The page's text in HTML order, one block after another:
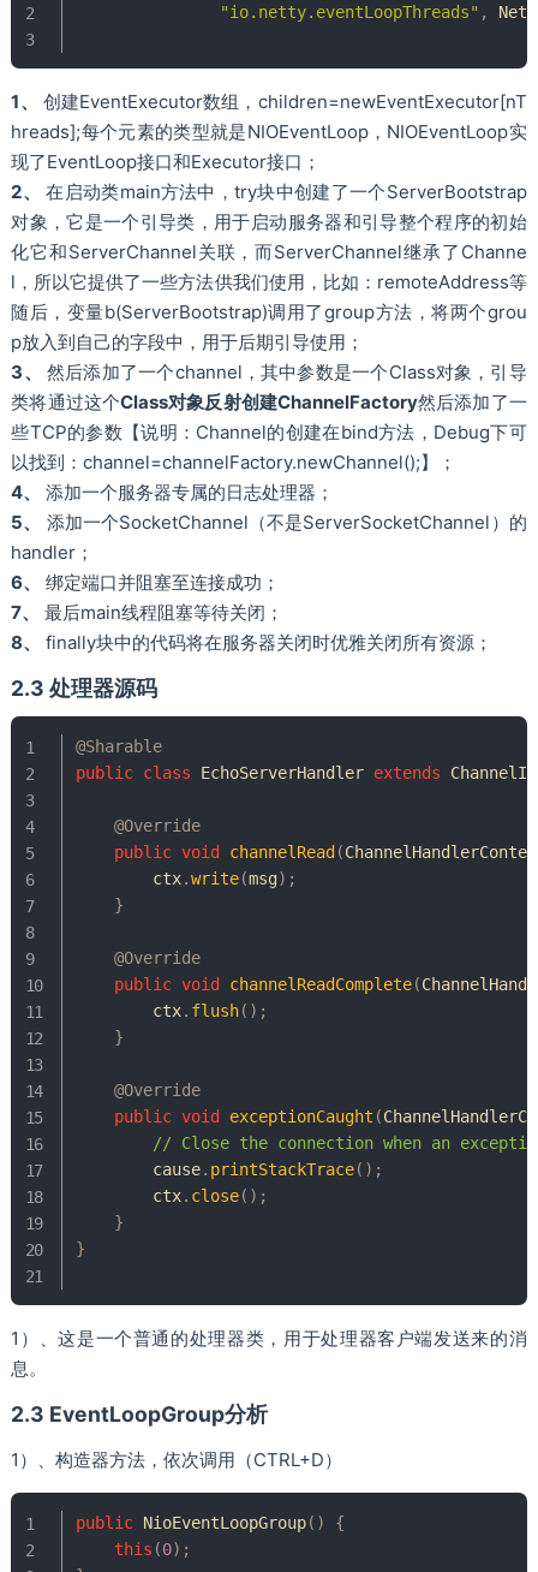
"io.netty.eventLoopThreads" ,
1、
创建EventExecutor数组，children=newEventExecutor[nT
hreads];每个元素的类型就是NIOEventLoop，NIOEventLoop实
现了EventLoop接口和Executor接口；
2、
在启动类main方法中，try块中创建了一个ServerBootstrap
对象，它是一个引导类，用于启动服务器和引导整个程序的初始
化它和ServerChannel关联，而ServerChannel继承了Channe
l，所以它提供了一些方法供我们使用，比如：remoteAddress等
随后，变量b(ServerBootstrap)调用了group方法，将两个grou
p放入到自己的字段中，用于后期引导使用；
3、
然后添加了一个channel，其中参数是一个Class对象，引导
类将通过这个Class对象反射创建ChannelFactory然后添加了一
些TCP的参数【说明：Channel的创建在bind方法，Debug下可
以找到：channel=channelFactory.newChannel();】；
4、
添加一个服务器专属的日志处理器；
5、
添加一个SocketChannel（不是ServerSocketChannel）的
handler；
6、
绑定端口并阻塞至连接成功；
7、
最后main线程阻塞等待关闭；
8、
finally块中的代码将在服务器关闭时优雅关闭所有资源；
2.3 处理器源码
@Sharable
public class EchoServerHandler extends
@Override
public void channelRead (
        ctx
.write(msg) ;
}
@Override
public void channelReadComplete(
        ctx
. flush( ) ;
}
@Override
public void exceptionCaught (
// Close the connection when an
        cause
. printStackTrace( ) ;
        ctx
. close( ) ;
}
}
1）、这是一个普通的处理器类，用于处理器客户端发送来的消
息。
2.3 EventLoopGroup分析
1）、构造器方法，依次调用（CTRL+D）
public NioEventLoopGroup( )
{
this (0) ;